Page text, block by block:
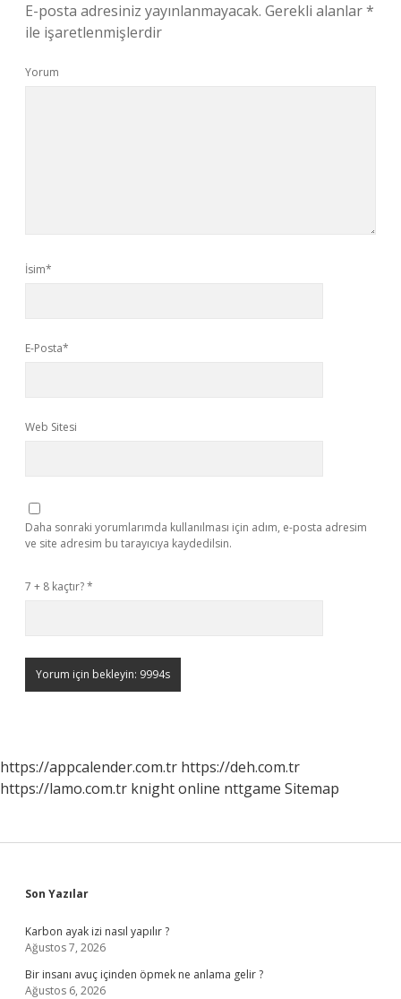
E-posta adresiniz yayınlanmayacak. Gerekli alanlar*
ile işaretlenmişlerdir
Yorum
İsim*
E-Posta*
Web Sitesi
Daha sonraki yorumlarımda kullanılması için adım, e-posta adresim
ve site adresim bu tarayıcıya kaydedilsin.
7 + 8 kaçtır?*
https://appcalender.com.tr https://deh.com.tr
https://lamo.com.tr knight online nttgame Sitemap
Sidebar
Son Yazılar
Karbon ayak izi nasıl yapılır ?
Ağustos 7, 2026
Bir insanı avuç içinden öpmek ne anlama gelir ?
Ağustos 6, 2026